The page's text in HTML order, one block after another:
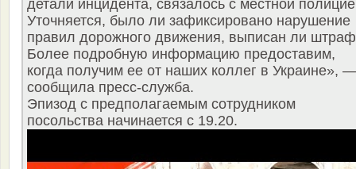
детали инцидента, связалось с местной
Уточняется, было ли зафиксировано нарушение
правил дорожного движения, выписан ли
Более подробную информацию предоставим,
когда получим ее от наших коллег в Украине», —
сообщила пресс-служба.
Эпизод с предполагаемым сотрудником
посольства начинается с 19.20.